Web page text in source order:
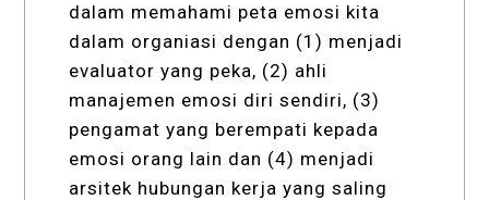
dalam memahami peta emosi kita
dalam organiasi dengan (1) menjadi
evaluator yang peka, (2) ahli
manajemen emosi diri sendiri, (3)
pengamat yang berempati kepada
emosi orang lain dan (4) menjadi
arsitek hubungan kerja yang saling